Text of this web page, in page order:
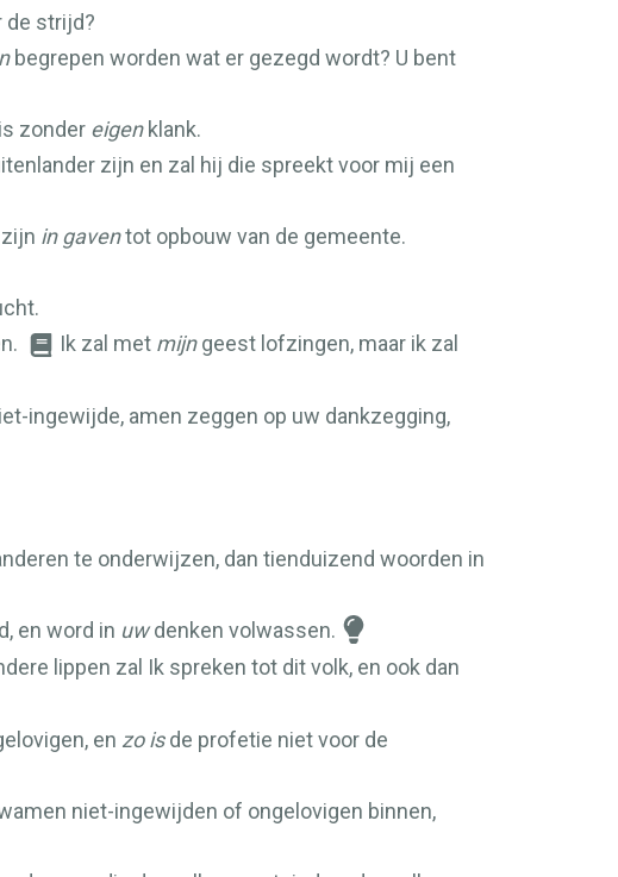
de strijd?
begrepen worden wat er gezegd wordt? U bent
zonder eigenklank.
zijn en zal hij die spreekt voor mij een
in gaventot opbouw van de gemeente.
Ik zal met mijngeest lofzingen, maar ik zal
ingewijde, amen zeggen op uw dankzegging,
te onderwijzen, dan tienduizend woorden in
en word in uwdenken volwassen.
lippen zal Ik spreken tot dit volk, en ook dan
en zo isde profetie niet voor de
niet-ingewijden of ongelovigen binnen,